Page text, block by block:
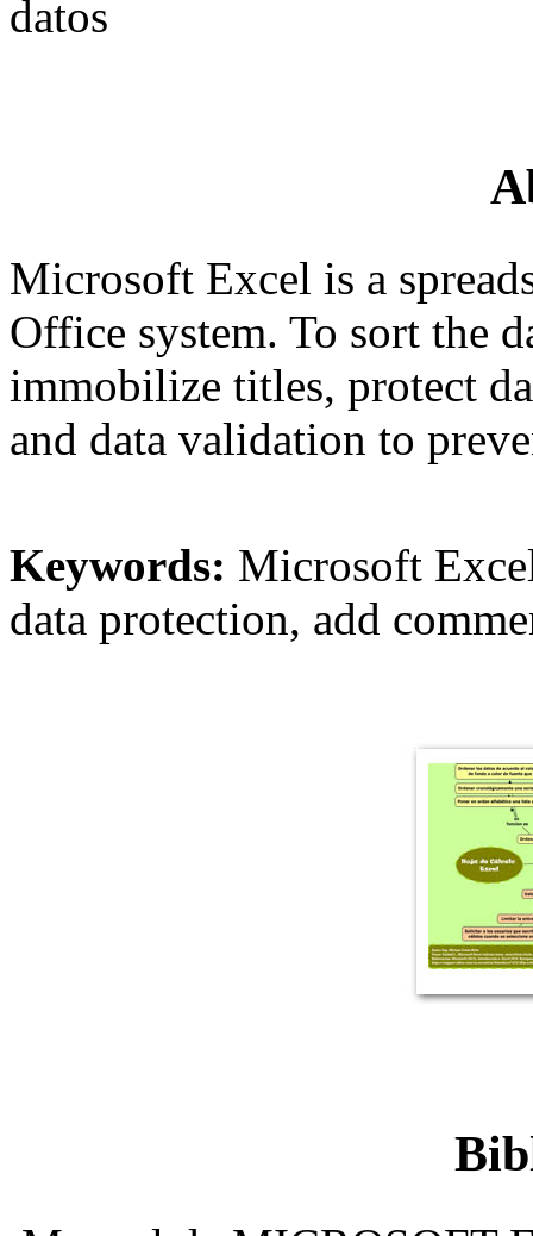
datos
Microsoft Excel is a
Office system. To sort the
immobilize titles, protect
and data validation to
Keywords: Microsoft
data protection, add